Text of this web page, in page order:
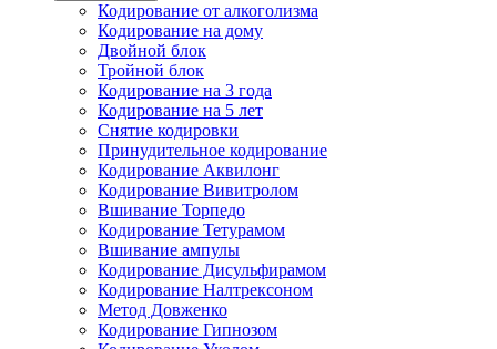
Кодирование от алкоголизма
Кодирование на дому
Двойной блок
Тройной блок
Кодирование на 3 года
Кодирование на 5 лет
Снятие кодировки
Принудительное кодирование
Кодирование Аквилонг
Кодирование Вивитролом
Вшивание Торпедо
Кодирование Тетурамом
Вшивание ампулы
Кодирование Дисульфирамом
Кодирование Налтрексоном
Метод Довженко
Кодирование Гипнозом